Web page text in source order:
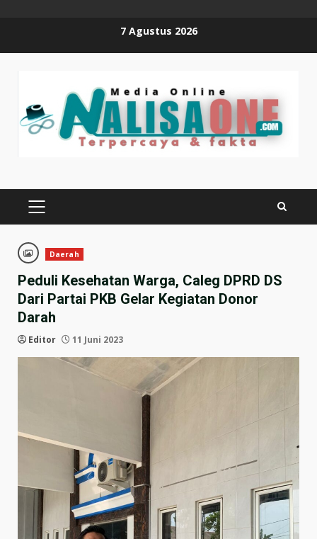
7 Agustus 2026
PRIMARY
Daerah
Peduli Kesehatan Warga, Caleg DPRD DS
Dari Partai PKB Gelar Kegiatan Donor
Darah
Editor 11 Juni 2023